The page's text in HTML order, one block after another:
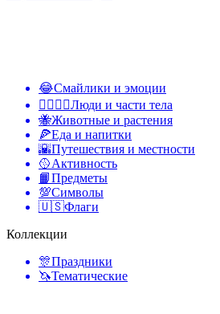
😂Смайлики и эмоции
👩‍❤️‍💋‍👨Люди и части тела
🐝Животные и растения
🍕Еда и напитки
🌇Путешествия и местности
🥎Активность
📙Предметы
💯Символы
🇺🇸Флаги
Коллекции
🎊Праздники
🦄Тематические